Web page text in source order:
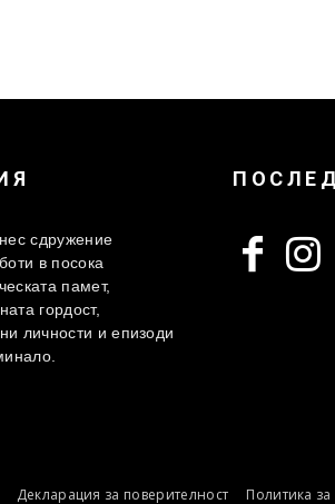
сдружение
в посока
памет,
гордост,
личности и епизоди
Декларация за поверителност Политика